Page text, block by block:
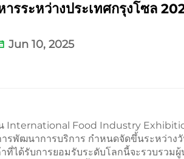
รระหว่างประเทศกรุงโซล
Jun 10, 2025
International Food Industry
รพัฒนาการบริการ กำหนดจัดขึ้นระหว่าง
ที่ได้รับการยอมรับระดับโลกนี้จะรวบรวม